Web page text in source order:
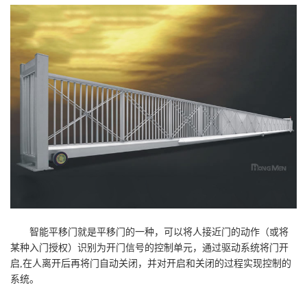
智能平移门就是平移门的一种，可以将人接近门的动作（或将
某种入门授权）识别为开门信号的控制单元，通过驱动系统将门开
启,在人离开后再将门自动关闭，并对开启和关闭的过程实现控制的
系统。